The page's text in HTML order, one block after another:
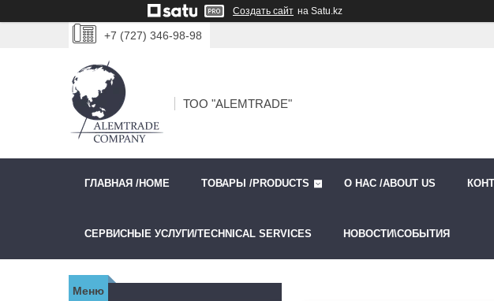
Создать сайт на Satu.kz
+7 (727) 346-98-98
ТОО "ALEMTRADE"
ГЛАВНАЯ /HOME ТОВАРЫ /PRODUCTS О НАС /ABOUT US
СЕРВИСНЫЕ УСЛУГИ/TECHNICAL SERVICES НОВОСТИ\СОБЫТИЯ